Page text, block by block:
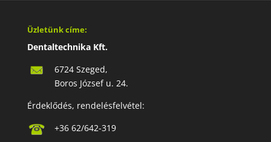
Üzletünk címe:
Dentaltechnika Kft.
6724 Szeged,
Boros József u. 24.
Érdeklődés, rendelésfelvétel:
+36 62/642-319